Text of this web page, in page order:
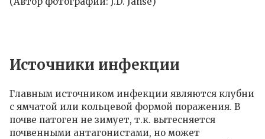
Источники инфекции
Главным источником инфекции являются клубни
с ямчатой или кольцевой формой поражения. В
почве патоген не зимует, т.к. вытесняется
почвенными антагонистами, но может